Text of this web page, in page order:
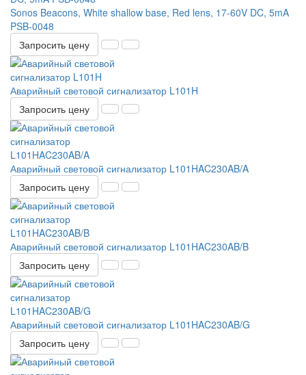
Sonos Beacons, White shallow base, Red lens, 17-60V DC, 5mA
PSB-0048
Запросить цену
Аварийный световой сигнализатор L101H
Запросить цену
Аварийный световой сигнализатор L101HAC230AB/A
Запросить цену
Аварийный световой сигнализатор L101HAC230AB/B
Запросить цену
Аварийный световой сигнализатор L101HAC230AB/G
Запросить цену